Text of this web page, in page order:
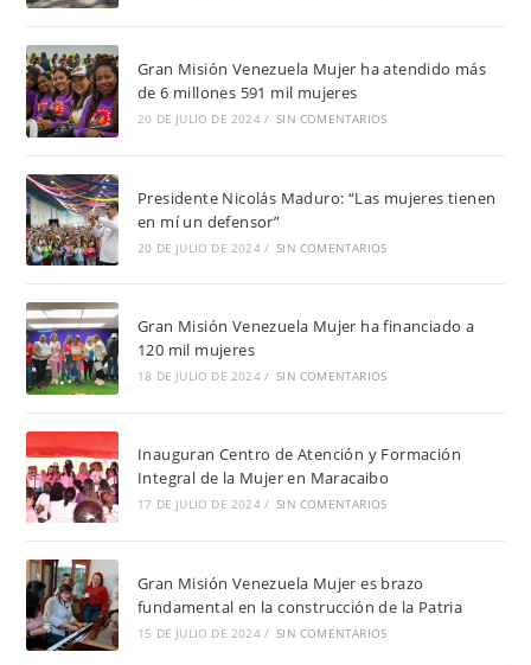
Gran Misión Venezuela Mujer ha atendido más
de 6 millones 591 mil mujeres
20 DE JULIO DE 2024 / SIN COMENTARIOS
Presidente Nicolás Maduro: “Las mujeres tienen
en mí un defensor”
20 DE JULIO DE 2024 / SIN COMENTARIOS
Gran Misión Venezuela Mujer ha financiado a
120 mil mujeres
18 DE JULIO DE 2024 / SIN COMENTARIOS
Inauguran Centro de Atención y Formación
Integral de la Mujer en Maracaibo
17 DE JULIO DE 2024 / SIN COMENTARIOS
Gran Misión Venezuela Mujer es brazo
fundamental en la construcción de la Patria
15 DE JULIO DE 2024 / SIN COMENTARIOS